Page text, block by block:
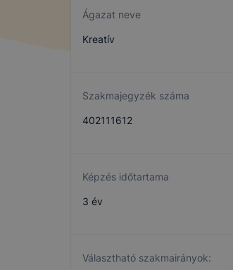
Ágazat neve
Kreatív
Szakmajegyzék száma
402111612
Képzés időtartama
3 év
Választható szakmairányok: